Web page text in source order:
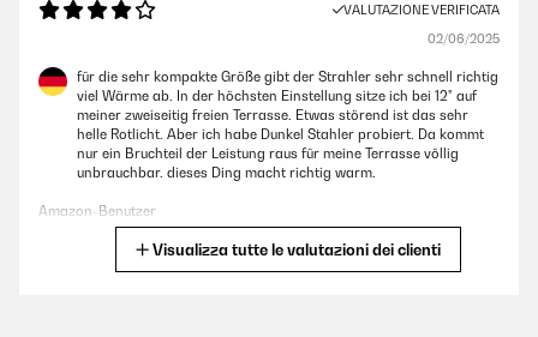
VALUTAZIONE VERIFICATA
02/06/2025
für die sehr kompakte Größe gibt der Strahler sehr schnell richtig
viel Wärme ab. In der höchsten Einstellung sitze ich bei 12° auf
meiner zweiseitig freien Terrasse. Etwas störend ist das sehr
helle Rotlicht. Aber ich habe Dunkel Stahler probiert. Da kommt
nur ein Bruchteil der Leistung raus für meine Terrasse völlig
unbrauchbar. dieses Ding macht richtig warm.
Amazon-Benutzer
Visualizza tutte le valutazioni dei clienti